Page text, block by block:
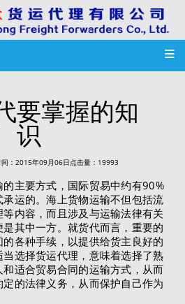
要掌握的知
识
：2015年09月06日点击量：19993
主要方式，国际贸易中约有90%
运的。海上货物运输不但包括流
内容，而且涉及与运输法律有关
其中一方。就货代而言，重要的
各种手续，以提供给货主良好的
选择货运代理，意味着选择了熟
适合贸易合同的运输方式，从而
的法律义务，从而保护自己作为